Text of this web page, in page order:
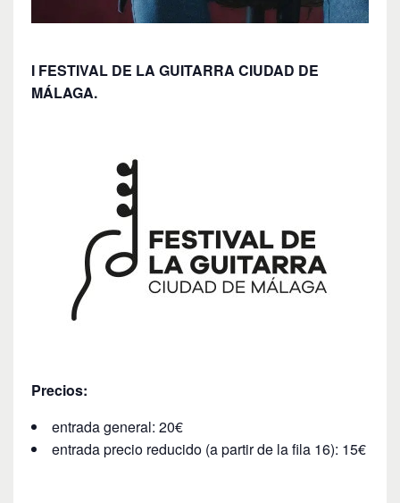
I FESTIVAL DE LA GUITARRA CIUDAD DE
MÁLAGA.
Precios:
entrada general: 20€
entrada precio reducido (a partir de la fila 16): 15€